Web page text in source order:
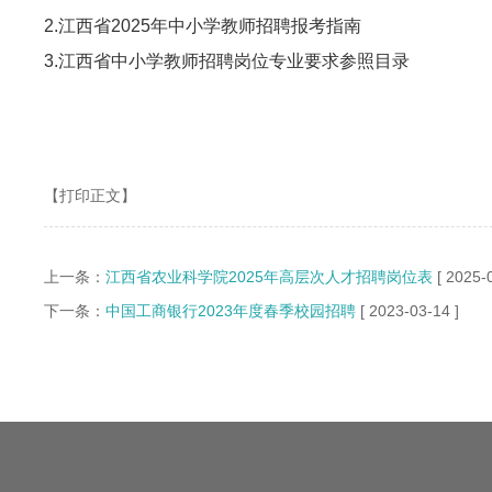
2.江西省2025年中小学教师招聘报考指南
3.江西省中小学教师招聘岗位专业要求参照目录
【打印正文】
上一条： 江西省农业科学院2025年高层次人才招聘岗位表 [ 2025-
下一条： 中国工商银行2023年度春季校园招聘 [ 2023-03-14 ]